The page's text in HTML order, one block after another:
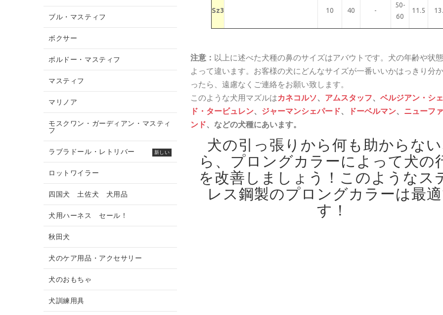
Sz3 10 40 -
50-
60
11.5
注意： 以上に述べた犬種の鼻のサイズはアバウトです。犬の年齢や状
よって違います。お客様の犬にどんなサイズが一番いいかはっきり分
ったら、遠慮なくご連絡をお願い致します。
このような犬用マズルはカネコルソ、 アムスタッフ、 ベルジアン・シ
ド・タービュレン、 ジャーマンシェパード、 ドーベルマン、 ニューフ
ンド、などの犬種にあいます。
犬の引っ張りから何も助からな
ら、プロングカラーによって犬の
を改善しましょう！ このようなス
レス鋼製のプロングカラーは最
す！
ブル・マスティフ
ボクサー
ボルドー・マスティフ
マスティフ
マリノア
モスクワン・ガーディアン・マスティ
フ
ラブラドール・レトリバー 新しい
ロットワイラー
四国犬 土佐犬 犬用品
犬用ハーネス セール！
秋田犬
犬のケア用品・アクセサリー
犬のおもちゃ
犬訓練用具